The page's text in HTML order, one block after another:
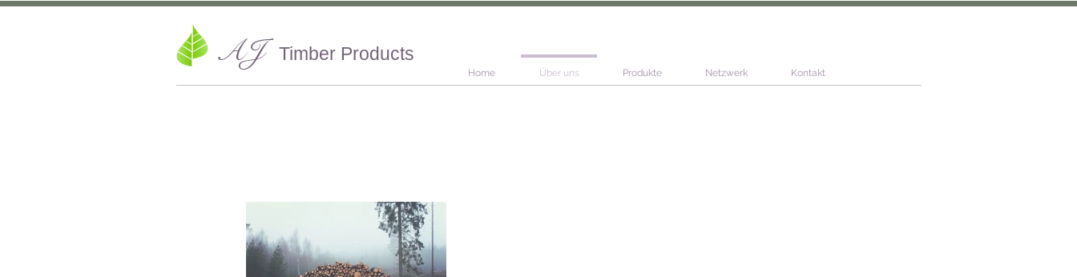
AJ Timber Products
Home Über uns Produkte Netzwerk Kontakt